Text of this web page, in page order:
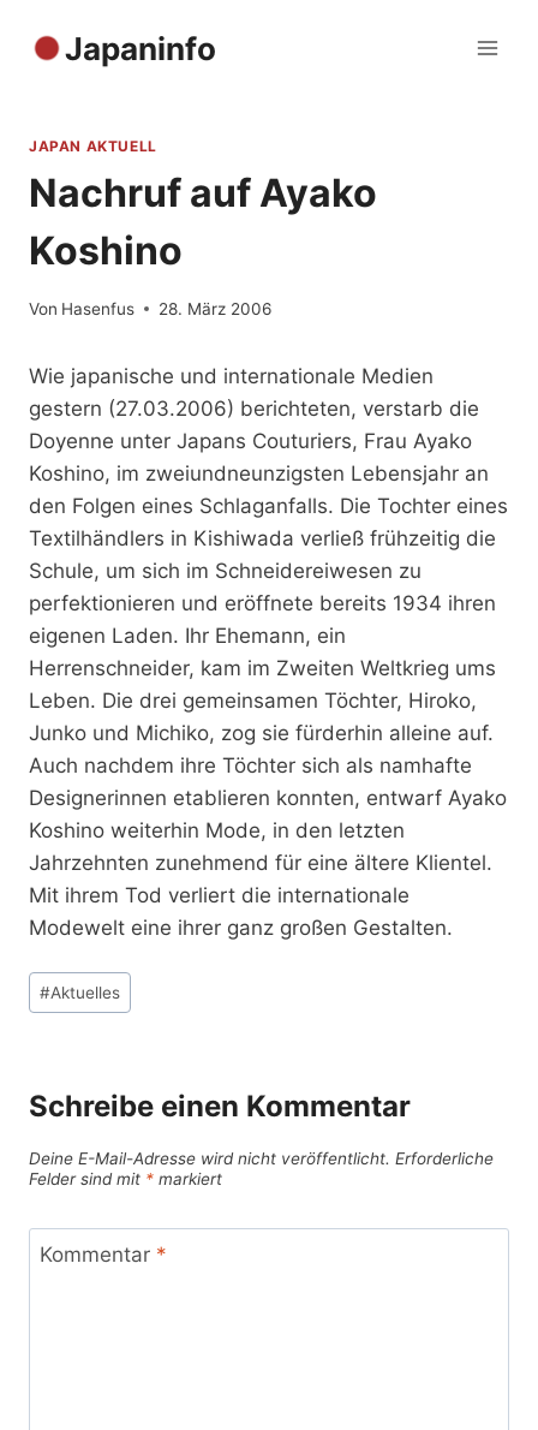
Inhalt
Japaninfo
JAPAN AKTUELL
Nachruf auf Ayako
Koshino
Von Hasenfus 28. März 2006
Wie japanische und internationale Medien
gestern (27.03.2006) berichteten, verstarb die
Doyenne unter Japans Couturiers, Frau Ayako
Koshino, im zweiundneunzigsten Lebensjahr an
den Folgen eines Schlaganfalls. Die Tochter eines
Textilhändlers in Kishiwada verließ frühzeitig die
Schule, um sich im Schneidereiwesen zu
perfektionieren und eröffnete bereits 1934 ihren
eigenen Laden. Ihr Ehemann, ein
Herrenschneider, kam im Zweiten Weltkrieg ums
Leben. Die drei gemeinsamen Töchter, Hiroko,
Junko und Michiko, zog sie fürderhin alleine auf.
Auch nachdem ihre Töchter sich als namhafte
Designerinnen etablieren konnten, entwarf Ayako
Koshino weiterhin Mode, in den letzten
Jahrzehnten zunehmend für eine ältere Klientel.
Mit ihrem Tod verliert die internationale
Modewelt eine ihrer ganz großen Gestalten.
Schlagworte:
#Aktuelles
Schreibe einen Kommentar
Deine E-Mail-Adresse wird nicht veröffentlicht. Erforderliche
Felder sind mit * markiert
Kommentar *